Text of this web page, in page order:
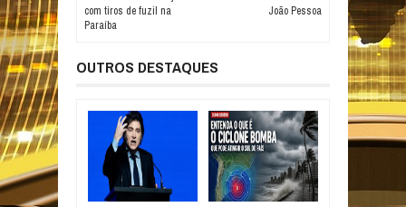
com tiros de fuzil na
Paraíba
João Pessoa
OUTROS DESTAQUES